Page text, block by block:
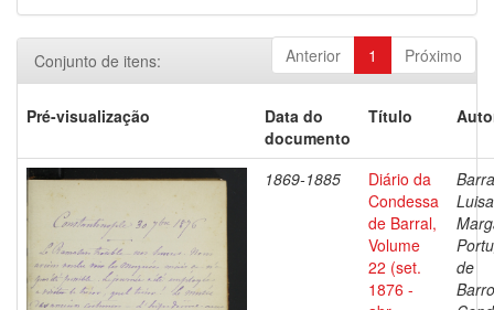
Anterior 1 Próximo
Conjunto de itens:
Pré-visualização
Data do
documento
Título
1869-1885
Diário da
Condessa
de Barral,
Volume
22 (set.
1876 -
Luisa
de